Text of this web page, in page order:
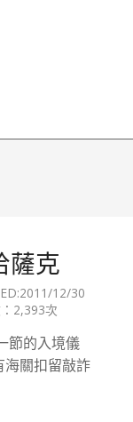
薩克
2011/12/30
2,393次
節的入境儀
海關扣留敲詐